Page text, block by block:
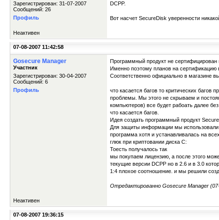
Зарегистрирован: 31-07-2007
Сообщений: 26
Профиль
DCPP.
Вот насчет SecureDisk уверенности
Неактивен
07-08-2007 11:42:58
Gosecure Manager
Участник
Зарегистрирован: 30-04-2007
Сообщений: 6
Профиль
Программный продукт не
Именно поэтому планов на сертификацию
Соответственно официально в магазине
что касается багов то критических
проблемы. Мы этого не скрываем и
компьютеров) все будет рабоать далее
что касается багов.
Идея создать программный продукт
Для защиты информации мы
программа хотя и устанавливалась на
глюк при криптовании диска С:
Тоесть получалось так
мы покупаем лицензию, а после этого
текущие версии DCPP но в 2.6 и в 3.0
1:4 плохое соотношение. и мы решили
Отредактированно Gosecure Manager
Неактивен
07-08-2007 19:36:15